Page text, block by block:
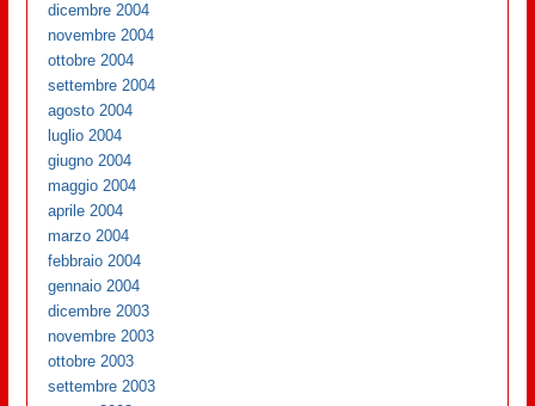
dicembre 2004
novembre 2004
ottobre 2004
settembre 2004
agosto 2004
luglio 2004
giugno 2004
maggio 2004
aprile 2004
marzo 2004
febbraio 2004
gennaio 2004
dicembre 2003
novembre 2003
ottobre 2003
settembre 2003